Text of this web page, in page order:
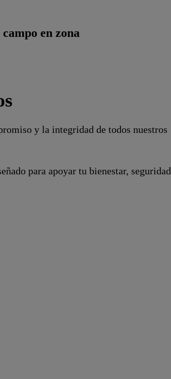
en zona
y la integridad de todos nuestros
para apoyar tu bienestar, seguridad